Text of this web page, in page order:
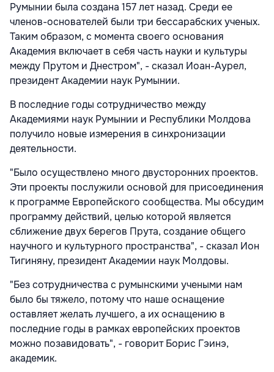
Румынии была создана 157 лет назад. Среди ее
членов-основателей были три бессарабских ученых.
Таким образом, с момента своего основания
Академия включает в себя часть науки и культуры
между Прутом и Днестром", - сказал Иоан-Аурел,
президент Академии наук Румынии.
В последние годы сотрудничество между
Академиями наук Румынии и Республики Молдова
получило новые измерения в синхронизации
деятельности.
"Было осуществлено много двусторонних проектов.
Эти проекты послужили основой для присоединения
к программе Европейского сообщества. Мы обсудим
программу действий, целью которой является
сближение двух берегов Прута, создание общего
научного и культурного пространства", - сказал Ион
Тигиняну, президент Академии наук Молдовы.
"Без сотрудничества с румынскими учеными нам
было бы тяжело, потому что наше оснащение
оставляет желать лучшего, а их оснащению в
последние годы в рамках европейских проектов
можно позавидовать", - говорит Борис Гэинэ,
академик.